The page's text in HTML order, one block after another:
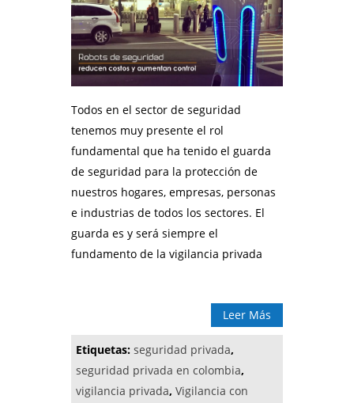
Todos en el sector de seguridad
tenemos muy presente el rol
fundamental que ha tenido el guarda
de seguridad para la protección de
nuestros hogares, empresas, personas
e industrias de todos los sectores. El
guarda es y será siempre el
fundamento de la vigilancia privada
Leer Más
Etiquetas: seguridad privada,
seguridad privada en colombia,
vigilancia privada, Vigilancia con